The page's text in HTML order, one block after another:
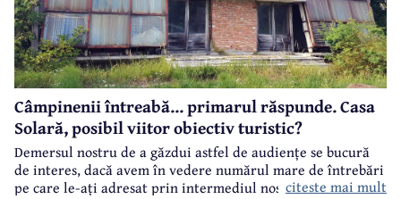
Câmpinenii întreabă... primarul răspunde. Casa
Solară, posibil viitor obiectiv turistic?
Demersul nostru de a găzdui astfel de audiențe se bucură
de interes, dacă avem în vedere numărul mare de întrebări
pe care le-ați adresat prin intermediul nostru primarului
citeste mai mult